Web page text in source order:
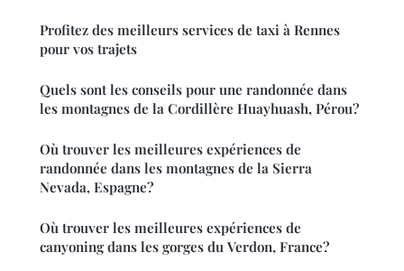
Profitez des meilleurs services de taxi à Rennes
pour vos trajets
Quels sont les conseils pour une randonnée dans
les montagnes de la Cordillère Huayhuash, Pérou?
Où trouver les meilleures expériences de
randonnée dans les montagnes de la Sierra
Nevada, Espagne?
Où trouver les meilleures expériences de
canyoning dans les gorges du Verdon, France?